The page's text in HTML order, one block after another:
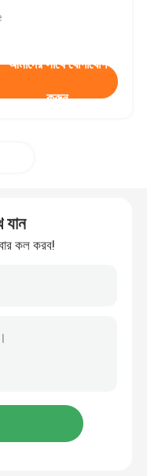
আমাদের সাথে যোগাযোগ
করুন
যান
কল করব!